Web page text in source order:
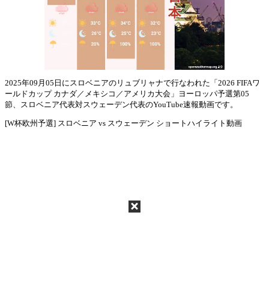
Mute
2025年09月05日にスロベニアのリュブリャナで行なわれた「2026 FIFAワ
ールドカップ カナダ／メキシコ／アメリカ大会」ヨーロッパ予選第05
節、スロベニア代表対スウェーデン代表のYouTube速報動画です。
[W杯欧州予選] スロベニア vs スウェーデン ショートハイライト動画